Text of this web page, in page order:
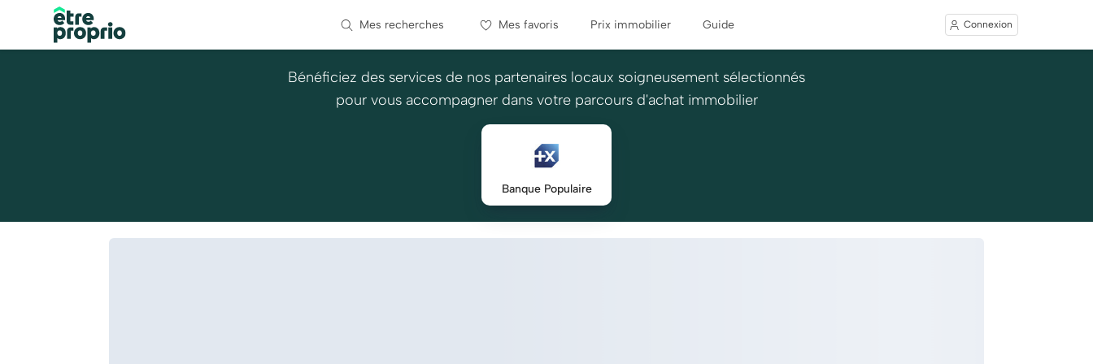
Mes recherches Mes favoris Prix immobilier Guide Connexion
Bénéficiez des services de nos partenaires locaux soigneusement sélectionnés
pour vous accompagner dans votre parcours d'achat immobilier
Banque Populaire